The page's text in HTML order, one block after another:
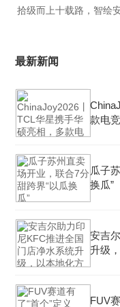
拾级而上十载路，智绘
最新新闻
款电
瓜子
换瓜”
安吉
升级
FUV